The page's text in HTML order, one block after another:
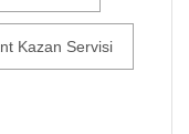
Kazan Servisi